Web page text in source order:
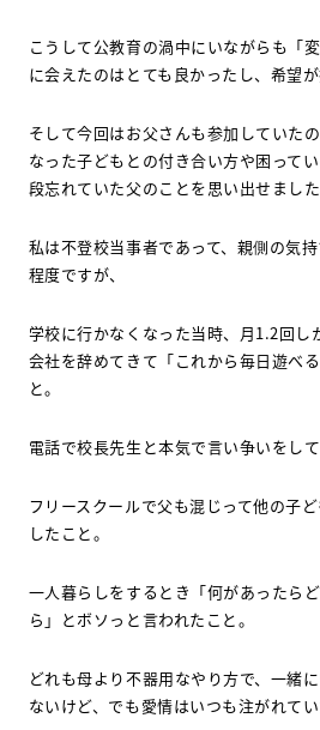
こうして公教育の渦中にいながらも「
に会えたのはとても良かったし、希望が
そして今回はお父さんも参加していた
なった子どもとの付き合い方や困って
段忘れていた父のことを思い出せました
私は不登校当事者であって、親側の気
程度ですが、
学校に行かなくなった当時、月1.2回し
会社を辞めてきて「これから毎日遊べ
と。
電話で校長先生と本気で言い争いをして
フリースクールで父も混じって他の子
したこと。
一人暮らしをするとき「何があったら
ら」とボソっと言われたこと。
どれも母より不器用なやり方で、一緒
ないけど、でも愛情はいつも注がれてい